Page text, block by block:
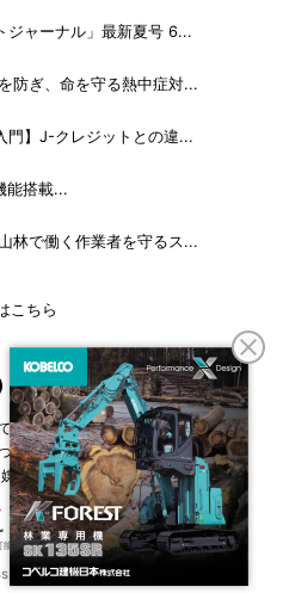
ジャーナル」最新夏号 6...
防ぎ、命を守る熱中症対...
門】J-クレジットとの違...
能搭載...
林で働く作業者を守るス...
こちら
フリーマガジンはこちら
いて お問い合わせ
採用情報
体一覧 For overseas customers
な開発目標（SDGs）を支援しています。
International Ltd.